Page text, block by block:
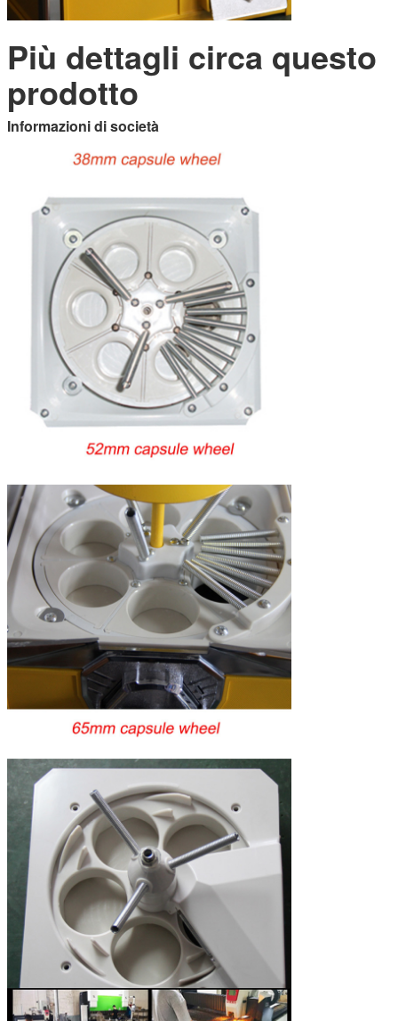
Più dettagli circa questo
prodotto
Informazioni di società